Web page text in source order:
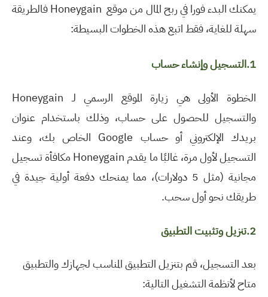
يمكنك البدء فورا في ربح المال من موقع Honeygainفالطريقة
سهلة للغاية، فقط اتبع هذه الخطوات البسيطة:
1.التسجيل وإنشاء حساب
الخطوة الأولى هي زيارة الموقع الرسمي لـ Honeygain
والتسجيل للحصول على حساب، وذلك باستخدام عنوان
بريدك الإلكتروني أو حساب Google الخاص بك، وعند
التسجيل لأول مرة، غالبًا ما يقدم Honeygain مكافأة تسجيل
مجانية (مثل 5 دولارات)، مما يمنحك دفعة أولية جيدة في
طريقك نحو أول سحب.
2.تنزيل وتثبيت التطبيق
بعد التسجيل، قم بتنزيل التطبيق المناسب لجهازك والتطبيق
متاح لأنظمة التشغيل التالية: